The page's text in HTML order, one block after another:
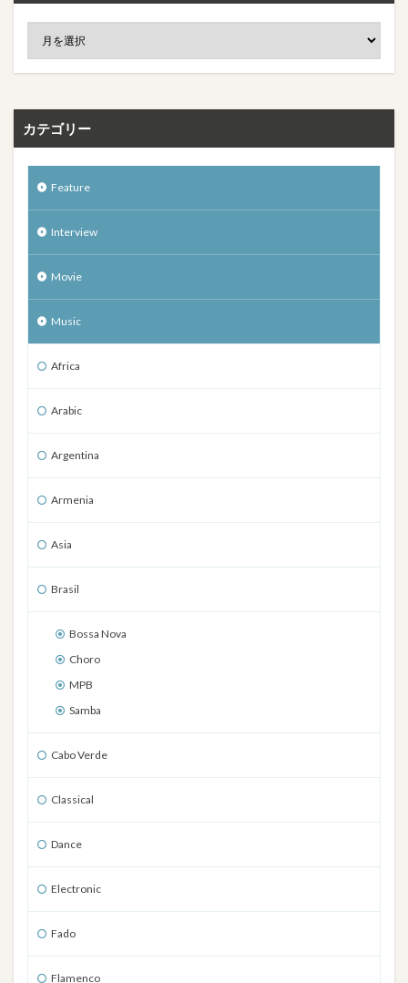
カテゴリー
Feature
Interview
Movie
Music
Africa
Arabic
Argentina
Armenia
Asia
Brasil
Bossa Nova
Choro
MPB
Samba
Cabo Verde
Classical
Dance
Electronic
Fado
Flamenco